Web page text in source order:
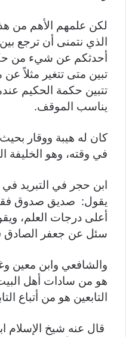
لكن علمهم الأهم من
الذي نتمنى أن ترجع
أحدثكم عن شيء من
تبين متى تتغير مثلاً
تتبين حكمة الحكيم
يناسب الموقف.
كان له هيبة ووقار
في وقته، وهو الخليفة
ابن حجر في التبريد
يقول: صديق صدوق
أعلى درجات العلم،
سئل عن جعفر الصادق
والشافعي وابن معين
هو من سادات أهل
التابعين هو من أتباع
قال عنه شيخ الإسلام